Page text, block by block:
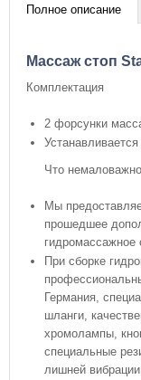
Полное описание
Массаж стоп
Комплектация
2 форсунки
Что
Мы
прошедшее
гидромассажное
При сборке
Германия,
шланги,
хромолампы,
специальные
лишней вибрации.